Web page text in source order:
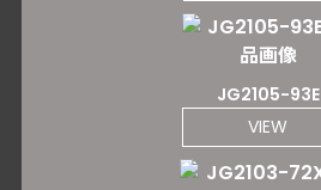
JG2105-93E
VIEW